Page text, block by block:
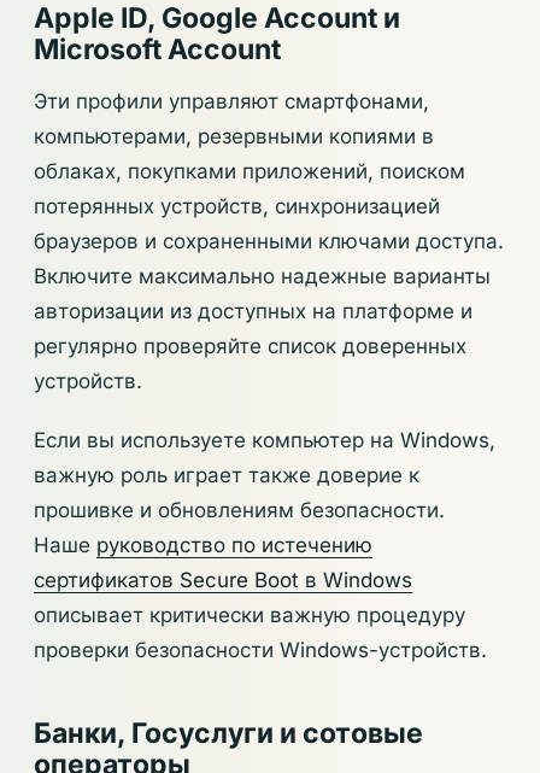
Apple ID, Google Account и
Microsoft Account
Эти профили управляют смартфонами,
компьютерами, резервными копиями в
облаках, покупками приложений, поиском
потерянных устройств, синхронизацией
браузеров и сохраненными ключами доступа.
Включите максимально надежные варианты
авторизации из доступных на платформе и
регулярно проверяйте список доверенных
устройств.
Если вы используете компьютер на Windows,
важную роль играет также доверие к
прошивке и обновлениям безопасности.
Наше руководство по истечению
сертификатов Secure Boot в Windows
описывает критически важную процедуру
проверки безопасности Windows-устройств.
Банки, Госуслуги и сотовые
операторы